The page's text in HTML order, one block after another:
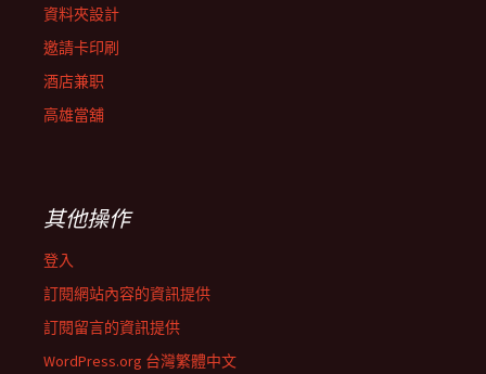
資料夾設計
邀請卡印刷
酒店兼职
高雄當舖
其他操作
登入
訂閱網站內容的資訊提供
訂閱留言的資訊提供
WordPress.org 台灣繁體中文